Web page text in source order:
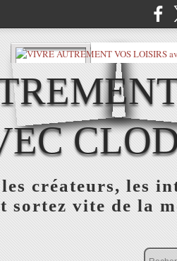
créateurs, les
sortez vite de la